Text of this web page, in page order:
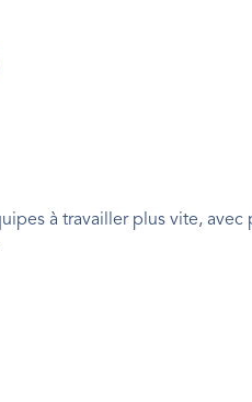
à travailler plus vite, avec